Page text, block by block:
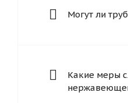
Могут ли
Какие меры